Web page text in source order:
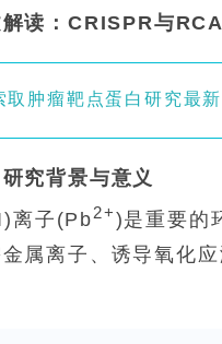
读：CRISPR与
取肿瘤靶点蛋白研究最
究背景与意义
离子(Pb2+)是重要的
属离子、诱导氧化
人肾功能障碍、高血